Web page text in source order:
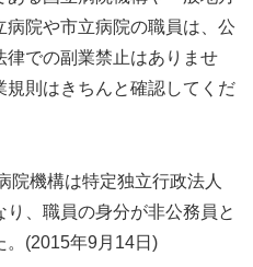
院や市立病院の職員は、公
での副業禁止はありませ
規則はきちんと確認してくだ
機構は特定独立行政法人
、職員の身分が非公務員と
。(2015年9月14日)